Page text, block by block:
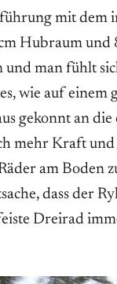
mit dem
Hubraum und
man fühlt
wie auf einem
gekonnt an
mehr Kraft
am Boden
dass der
Dreirad